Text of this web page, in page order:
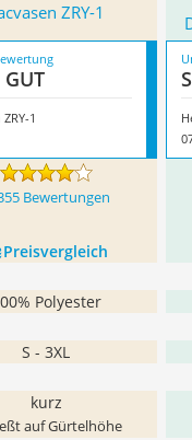
ZRY-1
GUT
1
Bewertungen
Preis­vergleich
Polyester
S - 3XL
kurz
auf Gürtelhöhe